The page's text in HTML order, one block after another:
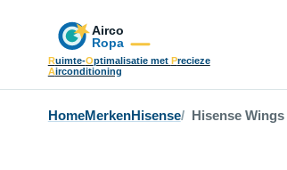
Ruimte-Optimalisatie met Precieze
Airconditioning
HomeMerkenHisense Hisense